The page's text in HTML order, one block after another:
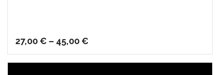
27,00€ – 45,00€